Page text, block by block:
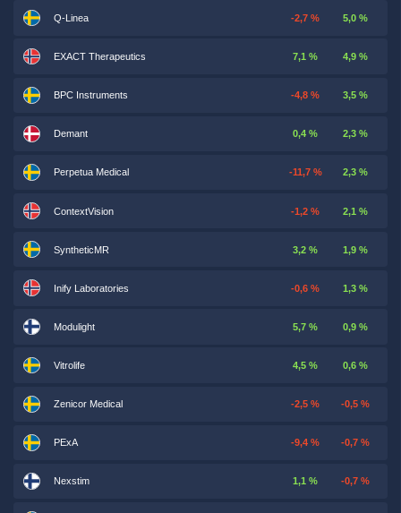
Q-Linea -2,7 % 5,0 %
EXACT Therapeutics 7,1 % 4,9 %
BPC Instruments -4,8 % 3,5 %
Demant 0,4 % 2,3 %
Perpetua Medical -11,7 % 2,3 %
ContextVision -1,2 % 2,1 %
SyntheticMR 3,2 % 1,9 %
Inify Laboratories -0,6 % 1,3 %
Modulight 5,7 % 0,9 %
Vitrolife 4,5 % 0,6 %
Zenicor Medical -2,5 % -0,5 %
PExA -9,4 % -0,7 %
Nexstim 1,1 % -0,7 %